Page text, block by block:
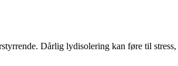
Dårlig lydisolering kan føre til stress,